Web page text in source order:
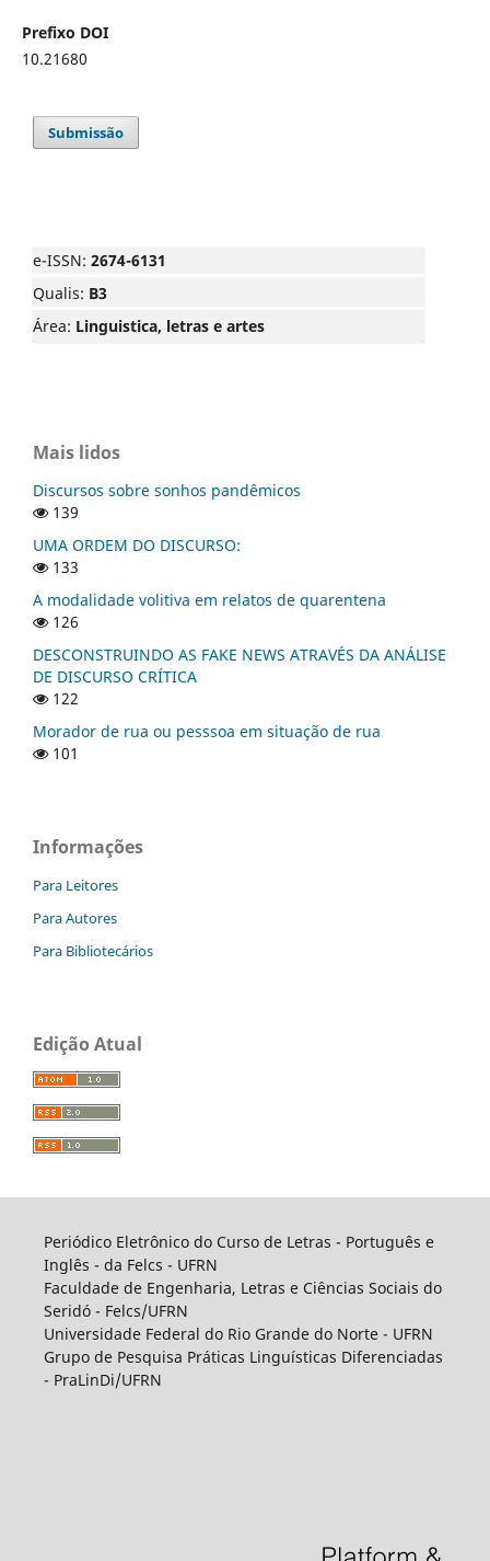
Prefixo DOI
10.21680
Submissão
e-ISSN: 2674-6131
Qualis: B3
Área: Linguistica, letras e artes
Mais lidos
Discursos sobre sonhos pandêmicos
139
UMA ORDEM DO DISCURSO:
133
A modalidade volitiva em relatos de quarentena
126
DESCONSTRUINDO AS FAKE NEWS ATRAVÉS DA ANÁLISE
DE DISCURSO CRÍTICA
122
Morador de rua ou pesssoa em situação de rua
101
Informações
Para Leitores
Para Autores
Para Bibliotecários
Edição Atual
Periódico Eletrônico do Curso de Letras - Português e
Inglês - da Felcs - UFRN
Faculdade de Engenharia, Letras e Ciências Sociais do
Seridó - Felcs/UFRN
Universidade Federal do Rio Grande do Norte - UFRN
Grupo de Pesquisa Práticas Linguísticas Diferenciadas
- PraLinDi/UFRN